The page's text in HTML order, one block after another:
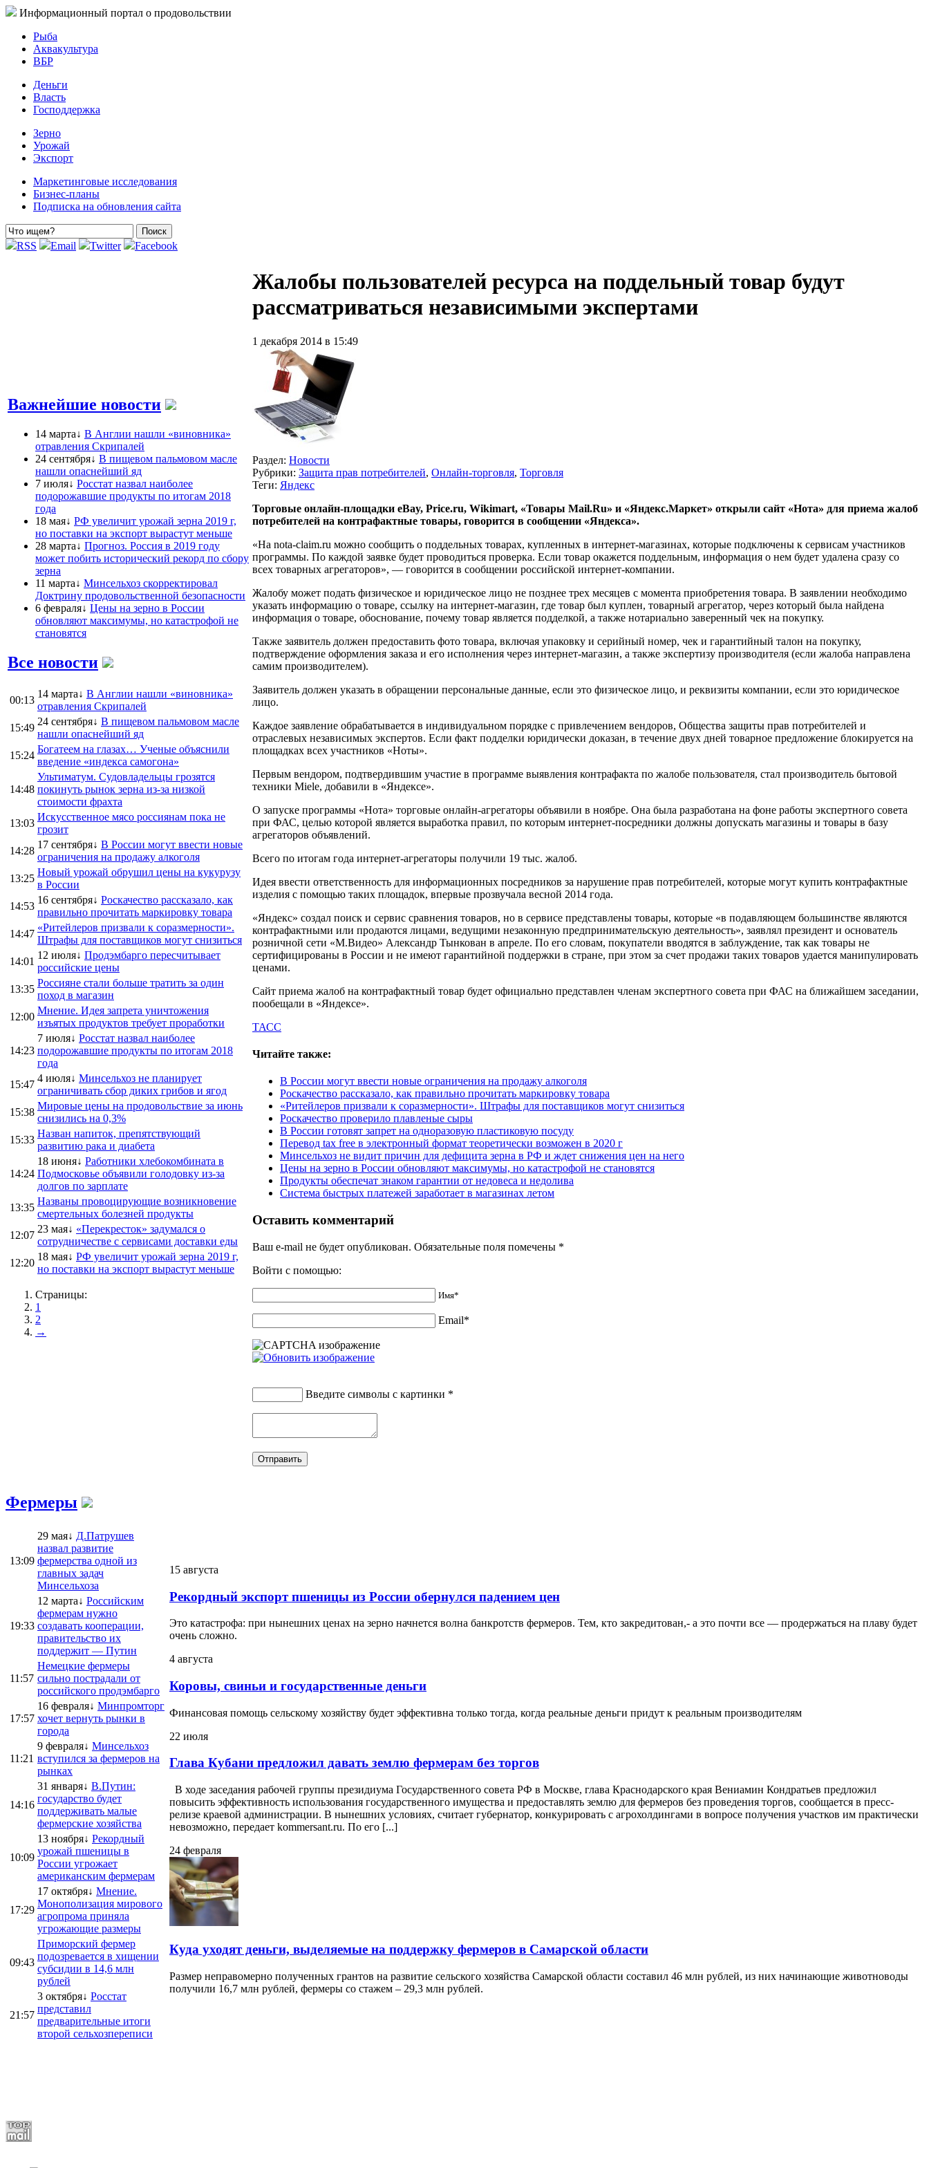
Информационный портал о продовольствии
Рыба
Аквакультура
ВБР
Деньги
Власть
Господдержка
Зерно
Урожай
Экспорт
Маркетинговые исследования
Бизнес-планы
Подписка на обновления сайта
RSS Email Twitter Facebook
Важнейшие новости
14 марта↓ В Англии нашли «виновника»
отравления Скрипалей
24 сентября↓ В пищевом пальмовом масле
нашли опаснейший яд
7 июля↓ Росстат назвал наиболее
подорожавшие продукты по итогам 2018
года
18 мая↓ РФ увеличит урожай зерна 2019 г,
но поставки на экспорт вырастут меньше
28 марта↓ Прогноз. Россия в 2019 году
может побить исторический рекорд по сбору
зерна
11 марта↓ Минсельхоз скорректировал
Доктрину продовольственной безопасности
6 февраля↓ Цены на зерно в России
обновляют максимумы, но катастрофой не
становятся
Все новости
00:13
14 марта↓ В Англии нашли «виновника»
отравления Скрипалей
15:49
24 сентября↓ В пищевом пальмовом масле
нашли опаснейший яд
15:24
Богатеем на глазах… Ученые объяснили
введение «индекса самогона»
14:48
Ультиматум. Судовладельцы грозятся
покинуть рынок зерна из-за низкой
стоимости фрахта
13:03
Искусственное мясо россиянам пока не
грозит
14:28
17 сентября↓ В России могут ввести новые
ограничения на продажу алкоголя
13:25
Новый урожай обрушил цены на кукурузу
в России
14:53
16 сентября↓ Роскачество рассказало, как
правильно прочитать маркировку товара
14:47
«Ритейлеров призвали к соразмерности».
Штрафы для поставщиков могут снизиться
14:01
12 июля↓ Продэмбарго пересчитывает
российские цены
13:35
Россияне стали больше тратить за один
поход в магазин
12:00
Мнение. Идея запрета уничтожения
изъятых продуктов требует проработки
14:23
7 июля↓ Росстат назвал наиболее
подорожавшие продукты по итогам 2018
года
15:47
4 июля↓ Минсельхоз не планирует
ограничивать сбор диких грибов и ягод
15:38
Мировые цены на продовольствие за июнь
снизились на 0,3%
15:33
Назван напиток, препятствующий
развитию рака и диабета
14:24
18 июня↓ Работники хлебокомбината в
Подмосковье объявили голодовку из-за
долгов по зарплате
13:35
Названы провоцирующие возникновение
смертельных болезней продукты
12:07
23 мая↓ «Перекресток» задумался о
сотрудничестве с сервисами доставки еды
12:20
18 мая↓ РФ увеличит урожай зерна 2019 г,
но поставки на экспорт вырастут меньше
Страницы:
1
2
→
Жалобы пользователей ресурса на поддельный товар будут
рассматриваться независимыми экспертами
1 декабря 2014 в 15:49
Раздел: Новости
Рубрики: Защита прав потребителей, Онлайн-торговля, Торговля
Теги: Яндекс
Торговые онлайн-площадки eBay, Price.ru, Wikimart, «Товары Mail.Ru» и «Яндекс.Маркет» открыли сайт «Нота» для приема жалоб
потребителей на контрафактные товары, говорится в сообщении «Яндекса».
«На nota-claim.ru можно сообщить о поддельных товарах, купленных в интернет-магазинах, которые подключены к сервисам участников
программы. По каждой заявке будет проводиться проверка. Если товар окажется поддельным, информация о нем будет удалена сразу со
всех товарных агрегаторов», — говорится в сообщении российской интернет-компании.
Жалобу может подать физическое и юридическое лицо не позднее трех месяцев с момента приобретения товара. В заявлении необходимо
указать информацию о товаре, ссылку на интернет-магазин, где товар был куплен, товарный агрегатор, через который была найдена
информация о товаре, обоснование, почему товар является подделкой, а также нотариально заверенный чек на покупку.
Также заявитель должен предоставить фото товара, включая упаковку и серийный номер, чек и гарантийный талон на покупку,
подтверждение оформления заказа и его исполнения через интернет-магазин, а также экспертизу производителя (если жалоба направлена
самим производителем).
Заявитель должен указать в обращении персональные данные, если это физическое лицо, и реквизиты компании, если это юридическое
лицо.
Каждое заявление обрабатывается в индивидуальном порядке с привлечением вендоров, Общества защиты прав потребителей и
отраслевых независимых экспертов. Если факт подделки юридически доказан, в течение двух дней товарное предложение блокируется на
площадках всех участников «Ноты».
Первым вендором, подтвердившим участие в программе выявления контрафакта по жалобе пользователя, стал производитель бытовой
техники Miele, добавили в «Яндексе».
О запуске программы «Нота» торговые онлайн-агрегаторы объявили в ноябре. Она была разработана на фоне работы экспертного совета
при ФАС, целью которой является выработка правил, по которым интернет-посредники должны допускать магазины и товары в базу
агрегаторов объявлений.
Всего по итогам года интернет-агрегаторы получили 19 тыс. жалоб.
Идея ввести ответственность для информационных посредников за нарушение прав потребителей, которые могут купить контрафактные
изделия с помощью таких площадок, впервые прозвучала весной 2014 года.
«Яндекс» создал поиск и сервис сравнения товаров, но в сервисе представлены товары, которые «в подавляющем большинстве являются
контрафактными или продаются лицами, ведущими незаконную предпринимательскую деятельность», заявлял президент и основатель
розничной сети «М.Видео» Александр Тынкован в апреле. По его словам, покупатели вводятся в заблуждение, так как товары не
сертифицированы в России и не имеют гарантийной поддержки в стране, при этом за счет продажи таких товаров удается манипулировать
ценами.
Сайт приема жалоб на контрафактный товар будет официально представлен членам экспертного совета при ФАС на ближайшем заседании,
пообещали в «Яндексе».
ТАСС
Читайте также:
В России могут ввести новые ограничения на продажу алкоголя
Роскачество рассказало, как правильно прочитать маркировку товара
«Ритейлеров призвали к соразмерности». Штрафы для поставщиков могут снизиться
Роскачество проверило плавленые сыры
В России готовят запрет на одноразовую пластиковую посуду
Перевод tax free в электронный формат теоретически возможен в 2020 г
Минсельхоз не видит причин для дефицита зерна в РФ и ждет снижения цен на него
Цены на зерно в России обновляют максимумы, но катастрофой не становятся
Продукты обеспечат знаком гарантии от недовеса и недолива
Система быстрых платежей заработает в магазинах летом
Оставить комментарий
Ваш e-mail не будет опубликован. Обязательные поля помечены *
Войти с помощью:
Имя*
Email*
Введите символы с картинки *
Фермеры
13:09
29 мая↓ Д.Патрушев
назвал развитие
фермерства одной из
главных задач
Минсельхоза
19:33
12 марта↓ Российским
фермерам нужно
создавать кооперации,
правительство их
поддержит — Путин
11:57
Немецкие фермеры
сильно пострадали от
российского продэмбарго
17:57
16 февраля↓ Минпромторг
хочет вернуть рынки в
города
11:21
9 февраля↓ Минсельхоз
вступился за фермеров на
рынках
14:16
31 января↓ В.Путин:
государство будет
поддерживать малые
фермерские хозяйства
10:09
13 ноября↓ Рекордный
урожай пшеницы в
России угрожает
американским фермерам
17:29
17 октября↓ Мнение.
Монополизация мирового
агропрома приняла
угрожающие размеры
09:43
Приморский фермер
подозревается в хищении
субсидии в 14,6 млн
рублей
21:57
3 октября↓ Росстат
представил
предварительные итоги
второй сельхозпереписи
15 августа
Рекордный экспорт пшеницы из России обернулся падением цен
Это катастрофа: при нынешних ценах на зерно начнется волна банкротств фермеров. Тем, кто закредитован,- а это почти все — продержаться на плаву будет
очень сложно.
4 августа
Коровы, свиньи и государственные деньги
Финансовая помощь сельскому хозяйству будет эффективна только тогда, когда реальные деньги придут к реальным производителям
22 июля
Глава Кубани предложил давать землю фермерам без торгов
В ходе заседания рабочей группы президиума Государственного совета РФ в Москве, глава Краснодарского края Вениамин Кондратьев предложил
повысить эффективность использования государственного имущества и предоставлять землю для фермеров без проведения торгов, сообщается в пресс-
релизе краевой администрации. В нынешних условиях, считает губернатор, конкурировать с агрохолдингами в вопросе получения участков им практически
невозможно, передает kommersant.ru. По его [...]
24 февраля
Куда уходят деньги, выделяемые на поддержку фермеров в Самарской области
Размер неправомерно полученных грантов на развитие сельского хозяйства Самарской области составил 46 млн рублей, из них начинающие животноводы
получили 16,7 млн рублей, фермеры со стажем – 29,3 млн рублей.